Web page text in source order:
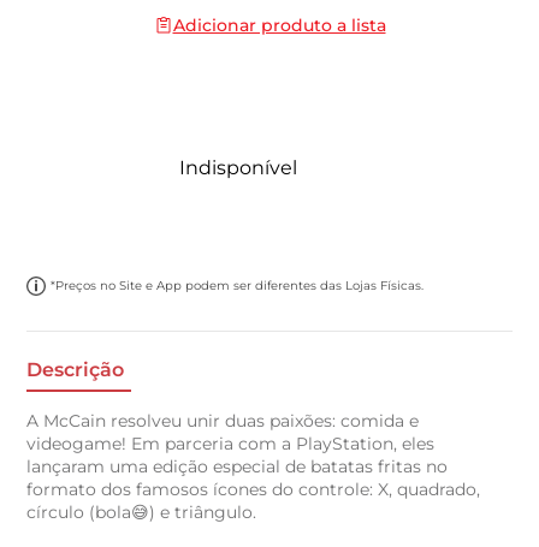
Adicionar produto a lista
Indisponível
*Preços no Site e App podem ser diferentes das Lojas Físicas.
Descrição
A McCain resolveu unir duas paixões: comida e
videogame! Em parceria com a PlayStation, eles
lançaram uma edição especial de batatas fritas no
formato dos famosos ícones do controle: X, quadrado,
círculo (bola😅) e triângulo.